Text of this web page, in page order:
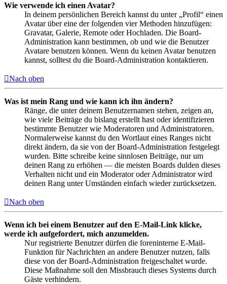
Wie verwende ich einen Avatar?
In deinem persönlichen Bereich kannst du unter „Profil“ einen
Avatar über eine der folgenden vier Methoden hinzufügen:
Gravatar, Galerie, Remote oder Hochladen. Die Board-
Administration kann bestimmen, ob und wie die Benutzer
Avatare benutzen können. Wenn du keinen Avatar benutzen
kannst, solltest du die Board-Administration kontaktieren.
Nach oben
Was ist mein Rang und wie kann ich ihn ändern?
Ränge, die unter deinem Benutzernamen stehen, zeigen an,
wie viele Beiträge du bislang erstellt hast oder identifizieren
bestimmte Benutzer wie Moderatoren und Administratoren.
Normalerweise kannst du den Wortlaut eines Ranges nicht
direkt ändern, da sie von der Board-Administration festgelegt
wurden. Bitte schreibe keine sinnlosen Beiträge, nur um
deinen Rang zu erhöhen — die meisten Boards dulden dieses
Verhalten nicht und ein Moderator oder Administrator wird
deinen Rang unter Umständen einfach wieder zurücksetzen.
Nach oben
Wenn ich bei einem Benutzer auf den E-Mail-Link klicke,
werde ich aufgefordert, mich anzumelden.
Nur registrierte Benutzer dürfen die foreninterne E-Mail-
Funktion für Nachrichten an andere Benutzer nutzen, falls
diese von der Board-Administration freigeschaltet wurde.
Diese Maßnahme soll den Missbrauch dieses Systems durch
Gäste verhindern.